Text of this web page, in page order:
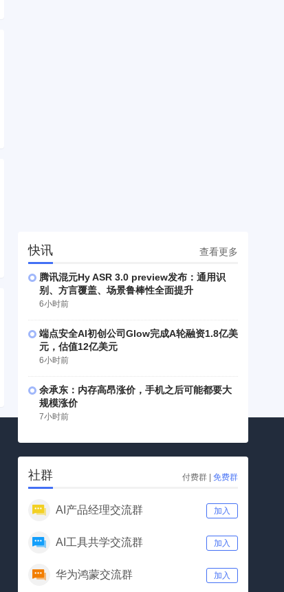
快讯 查看更多
腾讯混元Hy ASR 3.0 preview发布：通用识
别、方言覆盖、场景鲁棒性全面提升
6小时前
端点安全AI初创公司Glow完成A轮融资1.8亿美
元，估值12亿美元
6小时前
余承东：内存高昂涨价，手机之后可能都要大
规模涨价
7小时前
社群 付费群 | 免费群
AI产品经理交流群 加入
AI工具共学交流群 加入
华为鸿蒙交流群 加入